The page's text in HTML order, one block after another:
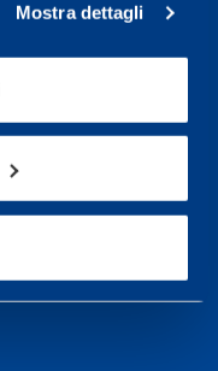
Mostra dettagli